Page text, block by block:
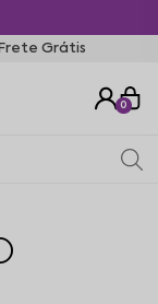
PIX
Grátis
0